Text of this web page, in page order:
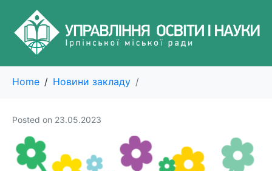
Home Новини закладу
Posted on 23.05.2023